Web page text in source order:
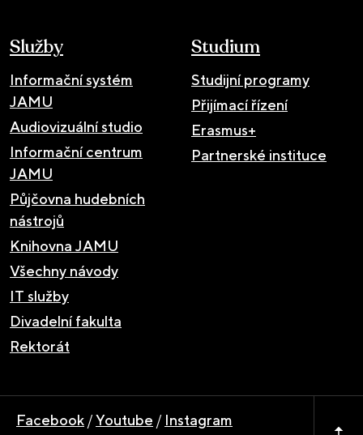
Služby
Informační systém
JAMU
Audiovizuální studio
Informační centrum
JAMU
Půjčovna hudebních
nástrojů
Knihovna JAMU
Všechny návody
IT služby
Divadelní fakulta
Rektorát
Studium
Studijní programy
Přijímací řízení
Erasmus+
Partnerské instituce
Facebook /Youtube / Instagram